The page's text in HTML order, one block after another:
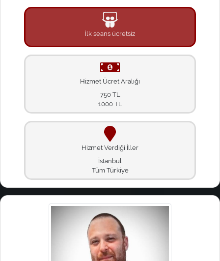
İlk seans ücretsiz
Hizmet Ücret Aralığı
750 TL
1000 TL
Hizmet Verdiği İller
İstanbul
Tüm Türkiye